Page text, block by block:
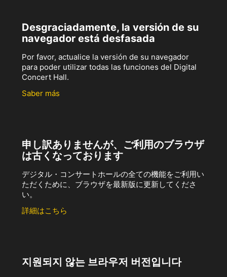
Desgraciadamente, la versión de su
navegador está desfasada
Por favor, actualice la versión de su navegador
para poder utilizar todas las funciones del Digital
Concert Hall.
Saber más
申し訳ありませんが、ご利用のブラウザ
は古くなっております
デジタル・コンサートホールの全ての機能をご利用い
ただくために、ブラウザを最新版に更新してくださ
い。
詳細はこちら
지원되지 않는 브라우저 버전입니다